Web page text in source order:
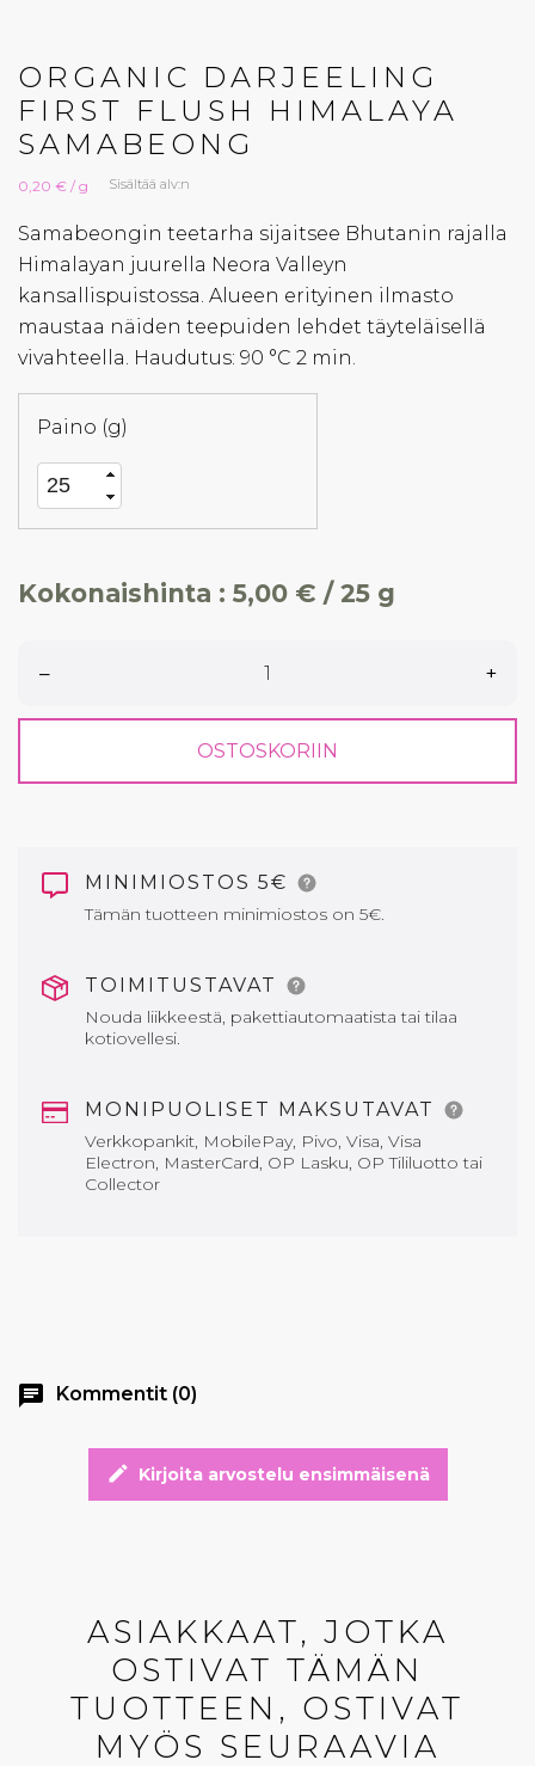
ORGANIC DARJEELING
FIRST FLUSH HIMALAYA
SAMABEONG
0,20 € / g Sisältää alv:n
Samabeongin teetarha sijaitsee Bhutanin rajalla
Himalayan juurella Neora Valleyn
kansallispuistossa. Alueen erityinen ilmasto
maustaa näiden teepuiden lehdet täyteläisellä
vivahteella. Haudutus: 90 °C 2 min.
Paino (g)
Kokonaishinta : 5,00 € / 25 g
– +
OSTOSKORIIN
MINIMIOSTOS 5€
Tämän tuotteen minimiostos on 5€.
TOIMITUSTAVAT
Nouda liikkeestä, pakettiautomaatista tai tilaa
kotiovellesi.
MONIPUOLISET MAKSUTAVAT
Verkkopankit, MobilePay, Pivo, Visa, Visa
Electron, MasterCard, OP Lasku, OP Tililuotto tai
Collector
chat Kommentit (0)
edit Kirjoita arvostelu ensimmäisenä
ASIAKKAAT, JOTKA
OSTIVAT TÄMÄN
TUOTTEEN, OSTIVAT
MYÖS SEURAAVIA